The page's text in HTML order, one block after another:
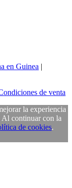
en Guinea |
de venta
la experiencia
Al continuar con la
de cookies.